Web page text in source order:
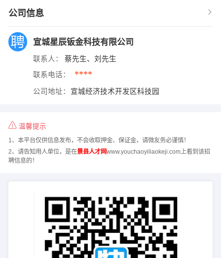
公司信息
宣城星辰钣金科技有限公司
联系人： 蔡先生、刘先生
联系电话： ****
公司地址： 宣城经济技术开发区科技园
温馨提示
1、本平台仅供信息发布，不会收取押金、保证金，请微友务必谨慎！
2、请告知用人单位，是在景县人才网www.youchaoyiliaokeji.com上看到该招
聘信息的！